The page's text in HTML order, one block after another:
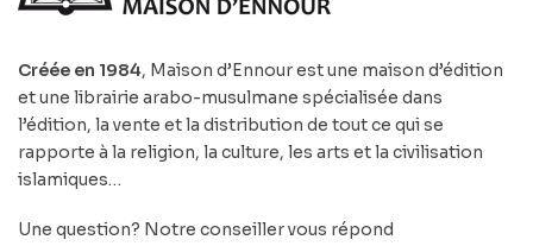
Créée en 1984, Maison d’Ennour est une maison d’édition
et une librairie arabo-musulmane spécialisée dans
l’édition, la vente et la distribution de tout ce qui se
rapporte à la religion, la culture, les arts et la civilisation
islamiques…
Une question? Notre conseiller vous répond